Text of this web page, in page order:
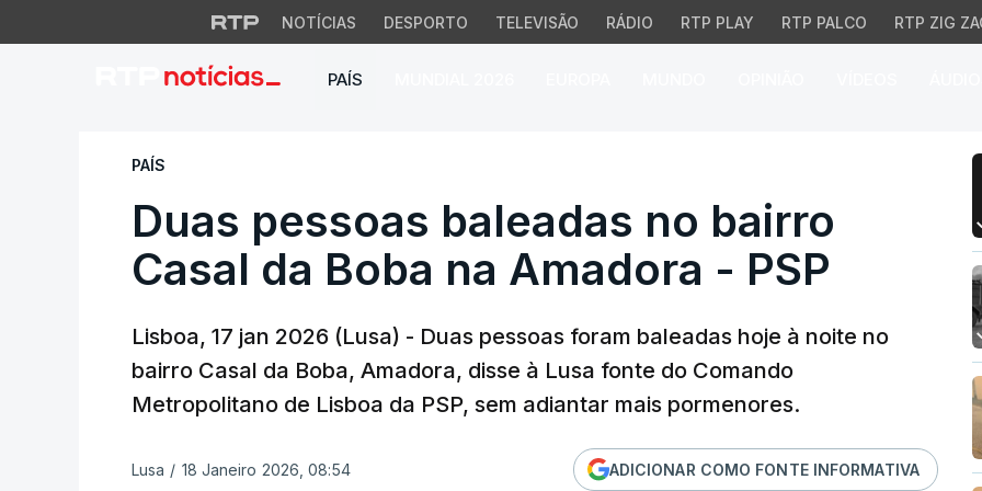
NOTÍCIAS DESPORTO TELEVISÃO RÁDIO RTP PLAY RTP PALCO RTP ZIG
PAÍS
Duas pessoas baleadas no bairro Casal
PAÍS
Duas pessoas baleadas no bairro
Casal da Boba na Amadora - PSP
Lisboa, 17 jan 2026 (Lusa) - Duas pessoas foram baleadas hoje à noite no
bairro Casal da Boba, Amadora, disse à Lusa fonte do Comando
Metropolitano de Lisboa da PSP, sem adiantar mais pormenores.
Lusa / 18 Janeiro 2026, 08:54 ADICIONAR COMO FONTE INFORMATIVA